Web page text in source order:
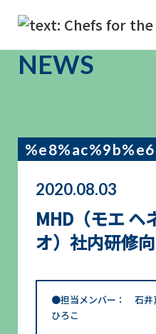
NEWS
2020.08.03
MHD（モエ ヘ
オ）社内研修
●担当メンバー： 石井
ひろこ